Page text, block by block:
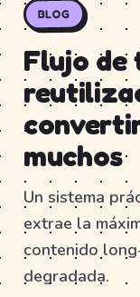
BLOG
Flujo de
muchos
Un sistema
extrae la
contenido
degradada.